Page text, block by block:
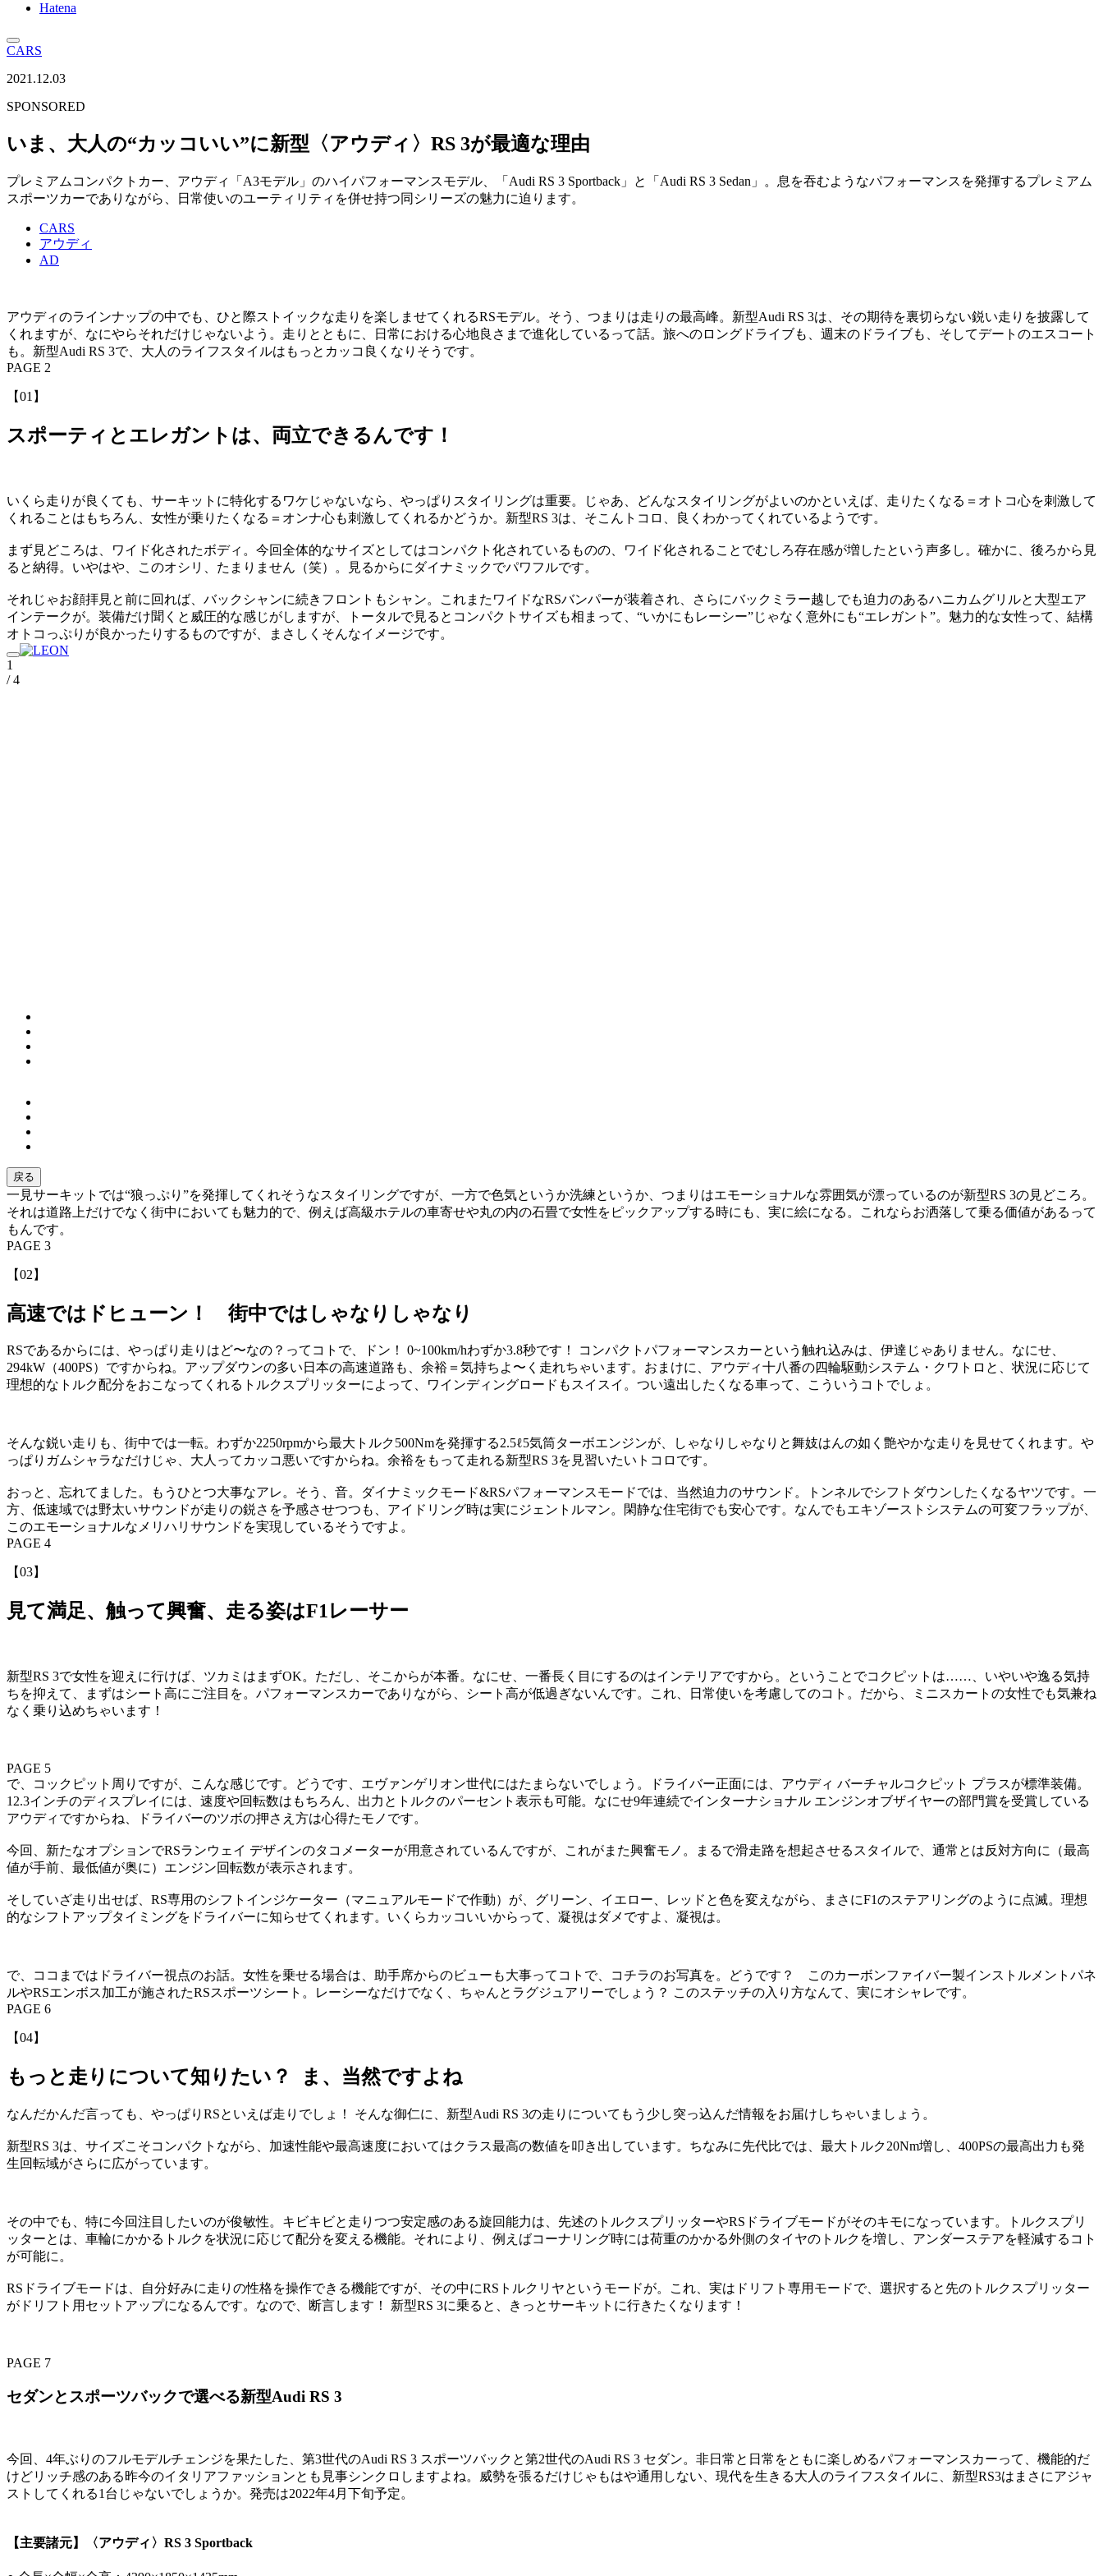
Hatena
CARS
2021.12.03
SPONSORED
いま、大人の“カッコいい”に新型〈アウディ〉RS 3が最適な理由
プレミアムコンパクトカー、アウディ「A3モデル」のハイパフォーマンスモデル、「Audi RS 3 Sportback」と「Audi RS 3 Sedan」。息を吞むようなパフォーマンスを発揮するプレミアム
スポーツカーでありながら、日常使いのユーティリティを併せ持つ同シリーズの魅力に迫ります。
CARS
アウディ
AD
アウディのラインナップの中でも、ひと際ストイックな走りを楽しませてくれるRSモデル。そう、つまりは走りの最高峰。新型Audi RS 3は、その期待を裏切らない鋭い走りを披露して
くれますが、なにやらそれだけじゃないよう。走りとともに、日常における心地良さまで進化しているって話。旅へのロングドライブも、週末のドライブも、そしてデートのエスコート
も。新型Audi RS 3で、大人のライフスタイルはもっとカッコ良くなりそうです。
PAGE 2
【01】
スポーティとエレガントは、両立できるんです！
いくら走りが良くても、サーキットに特化するワケじゃないなら、やっぱりスタイリングは重要。じゃあ、どんなスタイリングがよいのかといえば、走りたくなる＝オトコ心を刺激して
くれることはもちろん、女性が乗りたくなる＝オンナ心も刺激してくれるかどうか。新型RS 3は、そこんトコロ、良くわかってくれているようです。
まず見どころは、ワイド化されたボディ。今回全体的なサイズとしてはコンパクト化されているものの、ワイド化されることでむしろ存在感が増したという声多し。確かに、後ろから見
ると納得。いやはや、このオシリ、たまりません（笑）。見るからにダイナミックでパワフルです。
それじゃお顔拝見と前に回れば、バックシャンに続きフロントもシャン。これまたワイドなRSバンパーが装着され、さらにバックミラー越しでも迫力のあるハニカムグリルと大型エア
インテークが。装備だけ聞くと威圧的な感じがしますが、トータルで見るとコンパクトサイズも相まって、“いかにもレーシー”じゃなく意外にも“エレガント”。魅力的な女性って、結構
オトコっぷりが良かったりするものですが、まさしくそんなイメージです。
1
/ 4
戻る
一見サーキットでは“狼っぷり”を発揮してくれそうなスタイリングですが、一方で色気というか洗練というか、つまりはエモーショナルな雰囲気が漂っているのが新型RS 3の見どころ。
それは道路上だけでなく街中においても魅力的で、例えば高級ホテルの車寄せや丸の内の石畳で女性をピックアップする時にも、実に絵になる。これならお洒落して乗る価値があるって
もんです。
PAGE 3
【02】
高速ではドヒューン！ 街中ではしゃなりしゃなり
RSであるからには、やっぱり走りはど〜なの？ってコトで、ドン！ 0~100km/hわずか3.8秒です！ コンパクトパフォーマンスカーという触れ込みは、伊達じゃありません。なにせ、
294kW（400PS）ですからね。アップダウンの多い日本の高速道路も、余裕＝気持ちよ〜く走れちゃいます。おまけに、アウディ十八番の四輪駆動システム・クワトロと、状況に応じて
理想的なトルク配分をおこなってくれるトルクスプリッターによって、ワインディングロードもスイスイ。つい遠出したくなる車って、こういうコトでしょ。
そんな鋭い走りも、街中では一転。わずか2250rpmから最大トルク500Nmを発揮する2.5ℓ5気筒ターボエンジンが、しゃなりしゃなりと舞妓はんの如く艶やかな走りを見せてくれます。や
っぱりガムシャラなだけじゃ、大人ってカッコ悪いですからね。余裕をもって走れる新型RS 3を見習いたいトコロです。
おっと、忘れてました。もうひとつ大事なアレ。そう、音。ダイナミックモード&RSパフォーマンスモードでは、当然迫力のサウンド。トンネルでシフトダウンしたくなるヤツです。一
方、低速域では野太いサウンドが走りの鋭さを予感させつつも、アイドリング時は実にジェントルマン。閑静な住宅街でも安心です。なんでもエキゾーストシステムの可変フラップが、
このエモーショナルなメリハリサウンドを実現しているそうですよ。
PAGE 4
【03】
見て満足、触って興奮、走る姿はF1レーサー
新型RS 3で女性を迎えに行けば、ツカミはまずOK。ただし、そこからが本番。なにせ、一番長く目にするのはインテリアですから。ということでコクピットは……、いやいや逸る気持
ちを抑えて、まずはシート高にご注目を。パフォーマンスカーでありながら、シート高が低過ぎないんです。これ、日常使いを考慮してのコト。だから、ミニスカートの女性でも気兼ね
なく乗り込めちゃいます！
PAGE 5
で、コックピット周りですが、こんな感じです。どうです、エヴァンゲリオン世代にはたまらないでしょう。ドライバー正面には、アウディ バーチャルコクピット プラスが標準装備。
12.3インチのディスプレイには、速度や回転数はもちろん、出力とトルクのパーセント表示も可能。なにせ9年連続でインターナショナル エンジンオブザイヤーの部門賞を受賞している
アウディですからね、ドライバーのツボの押さえ方は心得たモノです。
今回、新たなオプションでRSランウェイ デザインのタコメーターが用意されているんですが、これがまた興奮モノ。まるで滑走路を想起させるスタイルで、通常とは反対方向に（最高
値が手前、最低値が奥に）エンジン回転数が表示されます。
そしていざ走り出せば、RS専用のシフトインジケーター（マニュアルモードで作動）が、グリーン、イエロー、レッドと色を変えながら、まさにF1のステアリングのように点滅。理想
的なシフトアップタイミングをドライバーに知らせてくれます。いくらカッコいいからって、凝視はダメですよ、凝視は。
で、ココまではドライバー視点のお話。女性を乗せる場合は、助手席からのビューも大事ってコトで、コチラのお写真を。どうです？ このカーボンファイバー製インストルメントパネ
ルやRSエンボス加工が施されたRSスポーツシート。レーシーなだけでなく、ちゃんとラグジュアリーでしょう？ このステッチの入り方なんて、実にオシャレです。
PAGE 6
【04】
もっと走りについて知りたい？ ま、当然ですよね
なんだかんだ言っても、やっぱりRSといえば走りでしょ！ そんな御仁に、新型Audi RS 3の走りについてもう少し突っ込んだ情報をお届けしちゃいましょう。
新型RS 3は、サイズこそコンパクトながら、加速性能や最高速度においてはクラス最高の数値を叩き出しています。ちなみに先代比では、最大トルク20Nm増し、400PSの最高出力も発
生回転域がさらに広がっています。
その中でも、特に今回注目したいのが俊敏性。キビキビと走りつつ安定感のある旋回能力は、先述のトルクスプリッターやRSドライブモードがそのキモになっています。トルクスプリ
ッターとは、車輪にかかるトルクを状況に応じて配分を変える機能。それにより、例えばコーナリング時には荷重のかかる外側のタイヤのトルクを増し、アンダーステアを軽減するコト
が可能に。
RSドライブモードは、自分好みに走りの性格を操作できる機能ですが、その中にRSトルクリヤというモードが。これ、実はドリフト専用モードで、選択すると先のトルクスプリッター
がドリフト用セットアップになるんです。なので、断言します！ 新型RS 3に乗ると、きっとサーキットに行きたくなります！
PAGE 7
セダンとスポーツバックで選べる新型Audi RS 3
今回、4年ぶりのフルモデルチェンジを果たした、第3世代のAudi RS 3 スポーツバックと第2世代のAudi RS 3 セダン。非日常と日常をともに楽しめるパフォーマンスカーって、機能的だ
けどリッチ感のある昨今のイタリアファッションとも見事シンクロしますよね。威勢を張るだけじゃもはや通用しない、現代を生きる大人のライフスタイルに、新型RS3はまさにアジャ
ストしてくれる1台じゃないでしょうか。発売は2022年4月下旬予定。
【主要諸元】〈アウディ〉RS 3 Sportback